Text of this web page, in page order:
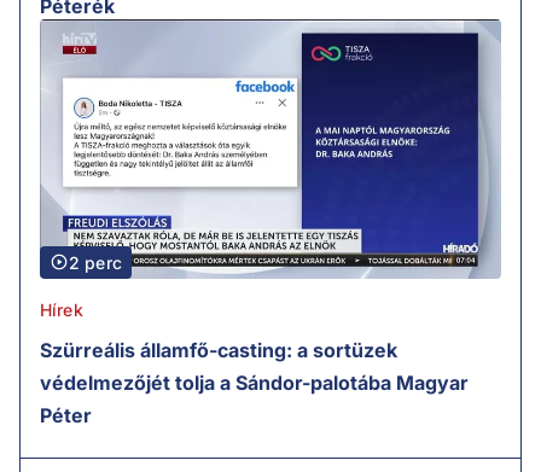
Péterék
2 perc
Hírek
Szürreális államfő-casting: a sortüzek
védelmezőjét tolja a Sándor-palotába Magyar
Péter